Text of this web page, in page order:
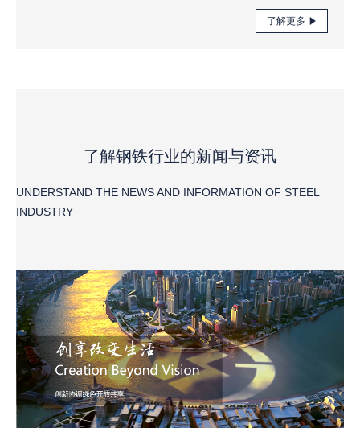
了解更多
了解钢铁行业的新闻与资讯
UNDERSTAND THE NEWS AND INFORMATION OF STEEL
INDUSTRY